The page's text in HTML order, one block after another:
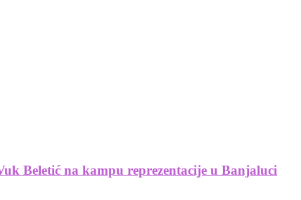
Beletić na kampu reprezentacije u Banjaluci